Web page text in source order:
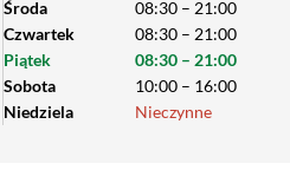
Środa
08:30 – 21:00
Czwartek
08:30 – 21:00
Piątek
08:30 – 21:00
Sobota
10:00 – 16:00
Niedziela
Nieczynne